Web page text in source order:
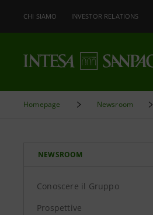
CHI SIAMO INVESTOR RELATIONS
Homepage Newsroom
NEWSROOM
Conoscere il Gruppo
Prospettive